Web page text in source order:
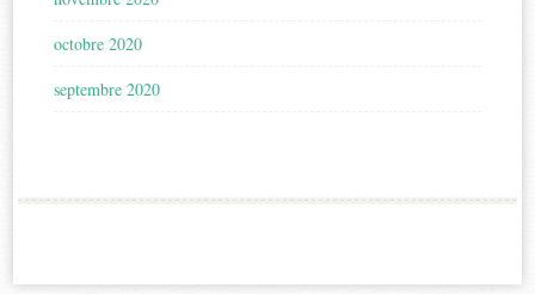
octobre 2020
septembre 2020